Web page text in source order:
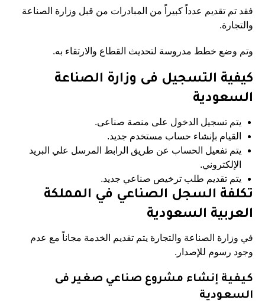
فقد تم تقديم عدداً كبيراً من المبادرات من قبل وزارة الصناعة
والتجارة.
وتم وضع خطط مدروسة لتحديث القطاع والارتقاء به.
كيفية التسجيل فى وزارة الصناعة
السعودية
يتم تسجيل الدخول على منصة صناعى.
القيام بإنشاء حساب مستخدم جديد.
يتم تفعيل الحساب عن طريق الرابط المرسل علي البريد
الإلكتروني.
يتم تقديم طلب ترخيص صناعي جديد.
تكلفة السجل الصناعي في المملكة
العربية السعودية
في وزارة الصناعة والتجارة يتم تقديم الخدمة مجاناً مع عدم
وجود رسوم للإصدار.
كيفية إنشاء مشروع صناعي صغير فى
السعودية